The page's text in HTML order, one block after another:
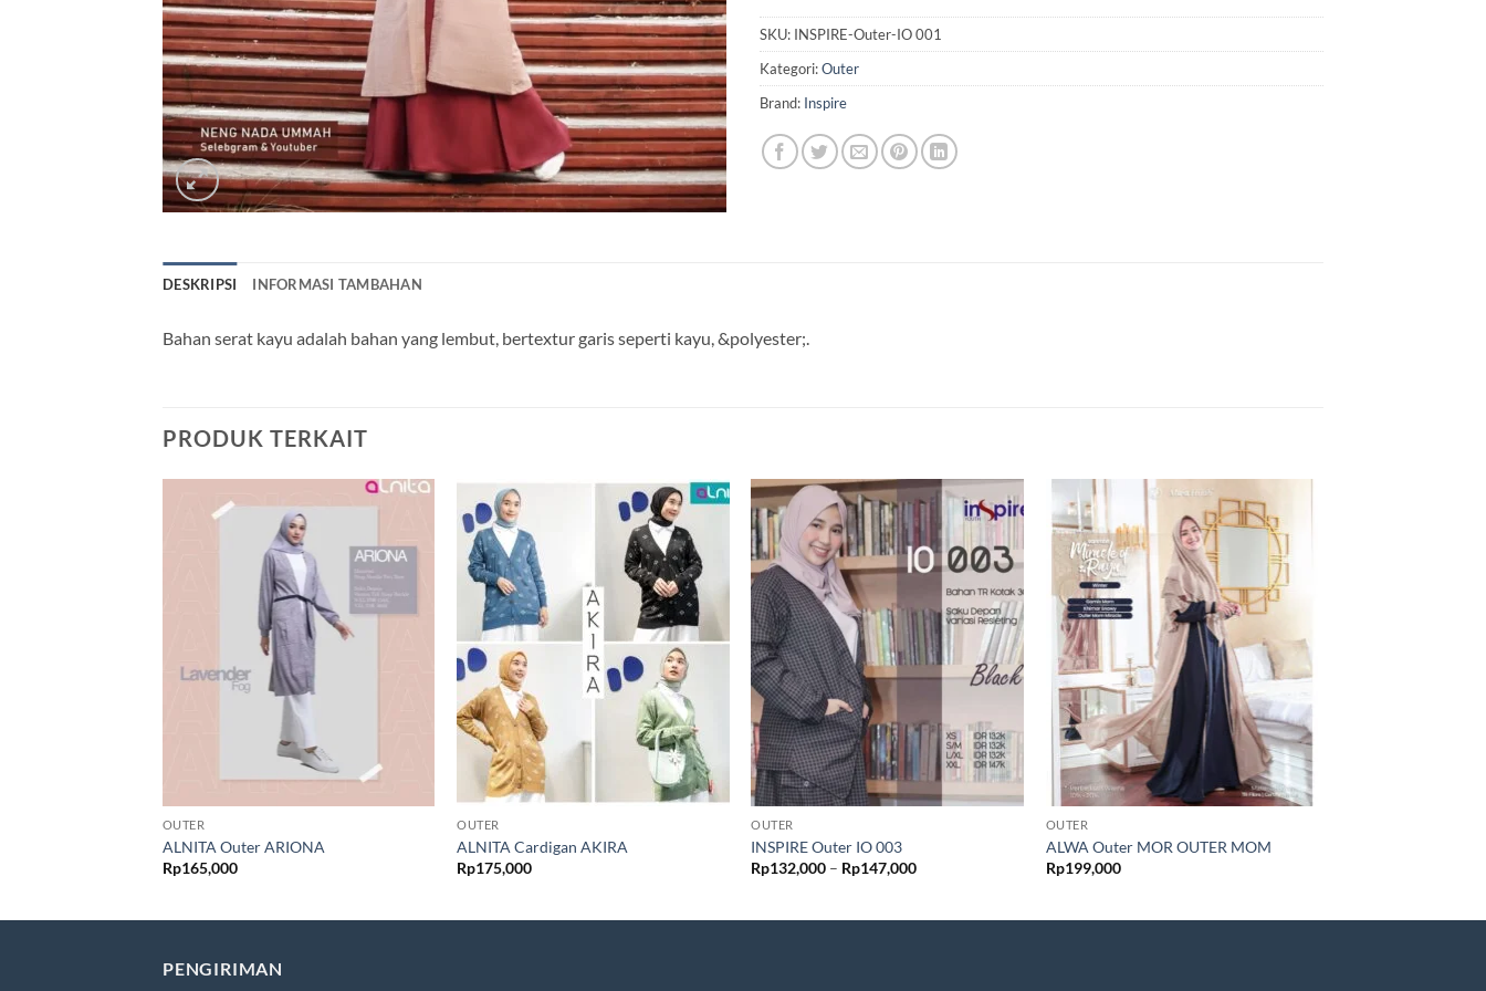
SKU: INSPIRE-Outer-IO 001
Kategori:Outer
Brand: Inspire
DESKRIPSI INFORMASI TAMBAHAN
Bahan serat kayu adalah bahan yang lembut, bertextur garis seperti kayu, &polyester;.
PRODUK TERKAIT
OUTER
ALNITA Outer ARIONA
Rp165,000
OUTER
ALNITA Cardigan AKIRA
Rp175,000
OUTER
INSPIRE Outer IO 003
Rp132,000 – Rp147,000Rentang
OUTER
ALWA Outer MOR OUTER MOM
Rp199,000
PENGIRIMAN